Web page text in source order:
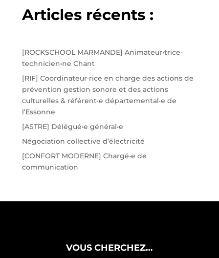
Articles récents :
[ROCKSCHOOL MARMANDE] Animateur•trice-
technicien•ne Chant
[RIF] Coordinateur·rice en charge des actions de
prévention gestion sonore et des actions
culturelles & référent·e départemental·e de
l’Essonne
[ASTRE] Délégué•e général•e
Négociation collective d’électricité
[CONFORT MODERNE] Chargé•e de
communication
VOUS CHERCHEZ…